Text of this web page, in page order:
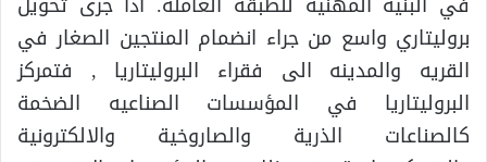
بروليتاري واسع من جراء انضمام المنتجين الصغار في
القريه والمدينه الى فقراء البروليتاريا , فتمركز
البروليتاريا في المؤسسات الصناعيه الضخمة
كالصناعات الذرية والصاروخية والالكترونية